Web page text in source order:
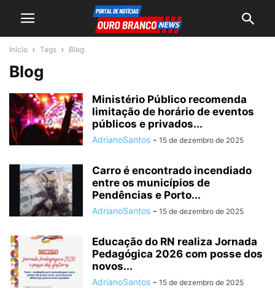
Início Tags Blog
Blog
Ministério Público recomenda
limitação de horário de eventos
públicos e privados...
AdrianoSantos - 15 de dezembro de 2025
Carro é encontrado incendiado
entre os municípios de
Pendências e Porto...
AdrianoSantos - 15 de dezembro de 2025
Educação do RN realiza Jornada
Pedagógica 2026 com posse dos
novos...
AdrianoSantos - 15 de dezembro de 2025